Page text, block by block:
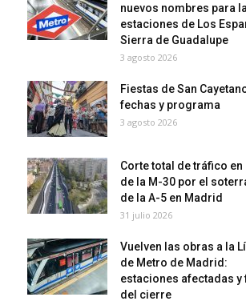
nuevos nombres para
estaciones de Los
Sierra de Guadalupe
3 agosto 2026
Fiestas de San
fechas y programa
3 agosto 2026
Corte total de tráfico en
de la M-30 por el
de la A-5 en Madrid
31 julio 2026
Vuelven las obras a la
de Metro de Madrid:
estaciones afectadas y
del cierre